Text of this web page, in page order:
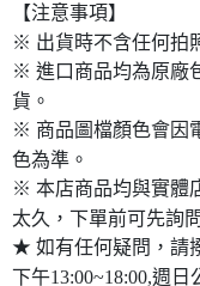
【注意事項】
※ 出貨時不含任何拍
※ 進口商品均為原廠
貨。
※ 商品圖檔顏色會因
色為準。
※ 本店商品均與實體
太久，下單前可先詢
★ 如有任何疑問，請
下午13:00~18:00,週日